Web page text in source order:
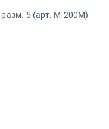
5 (арт. М-200М)